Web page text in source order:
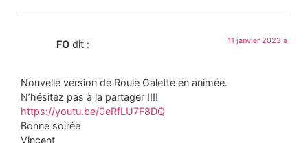
FO dit : 11 janvier 2023 à
Nouvelle version de Roule Galette en animée.
N’hésitez pas à la partager !!!!
https://youtu.be/0eRfLU7F8DQ
Bonne soirée
Vincent